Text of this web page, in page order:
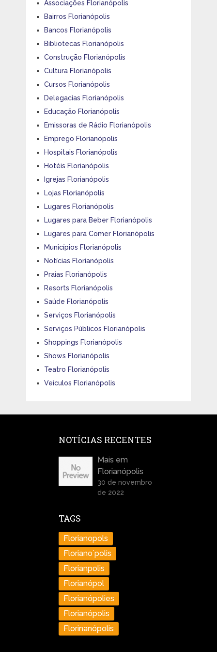
Associações Florianópolis
Bairros Florianópolis
Bancos Florianópolis
Bibliotecas Florianópolis
Construção Florianópolis
Cultura Florianópolis
Cursos Florianópolis
Delegacias Florianópolis
Educação Florianópolis
Emissoras de Rádio Florianópolis
Emprego Florianópolis
Hospitais Florianópolis
Hotéis Florianópolis
Igrejas Florianópolis
Lojas Florianópolis
Lugares Florianópolis
Lugares para Beber Florianópolis
Lugares para Comer Florianópolis
Municípios Florianópolis
Notícias Florianópolis
Praias Florianópolis
Resorts Florianópolis
Saúde Florianópolis
Serviços Florianópolis
Serviços Públicos Florianópolis
Shoppings Florianópolis
Shows Florianópolis
Teatro Florianópolis
Veículos Florianópolis
NOTÍCIAS RECENTES
Mais em
Florianópolis
30 de novembro
de 2022
TAGS
Florianopols
Floriano´polis
Florianpolis
Florianópol
Florianópolies
Florianópolis
Florinanópolis